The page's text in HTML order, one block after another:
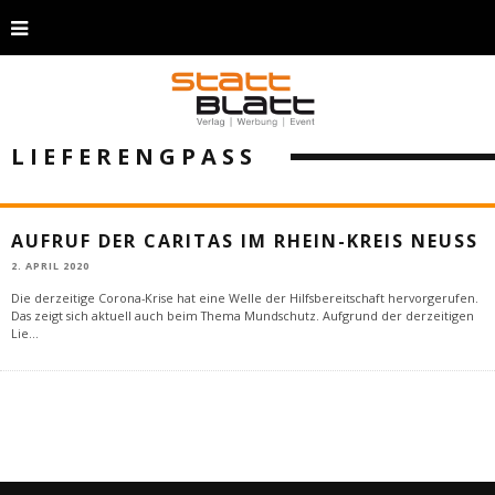
LIEFERENGPASS
AUFRUF DER CARITAS IM RHEIN-KREIS NEUSS
2. APRIL 2020
Die derzeitige Corona-Krise hat eine Welle der Hilfsbereitschaft hervorgerufen.
Das zeigt sich aktuell auch beim Thema Mundschutz. Aufgrund der derzeitigen
Lie...